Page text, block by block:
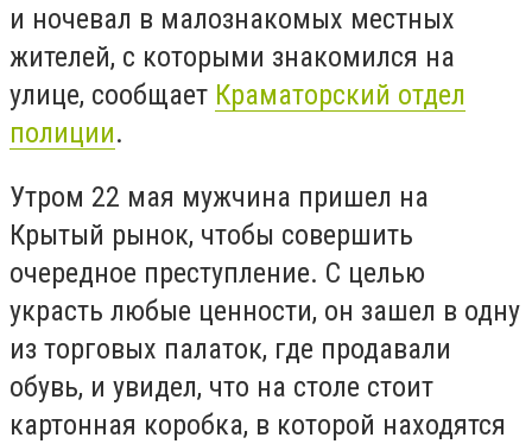
и ночевал в малознакомых местных
жителей, с которыми знакомился на
улице, сообщает Краматорский отдел
полиции.
Утром 22 мая мужчина пришел на
Крытый рынок, чтобы совершить
очередное преступление. С целью
украсть любые ценности, он зашел в одну
из торговых палаток, где продавали
обувь, и увидел, что на столе стоит
картонная коробка, в которой находятся